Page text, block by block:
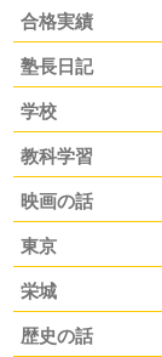
合格実績
塾長日記
学校
教科学習
映画の話
東京
栄城
歴史の話